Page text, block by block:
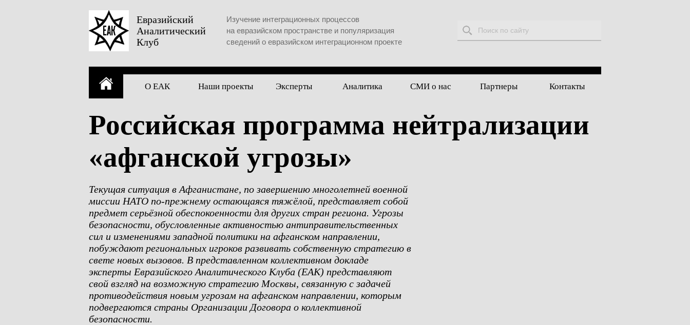
Евразийский
Аналитический
Клуб
Изучение интеграционных процессов
на евразийском пространстве и популяризация
сведений о евразийском интеграционном проекте
О ЕАК Наши проекты Эксперты Аналитика СМИ о нас Партнеры Контакты
Российская программа нейтрализации
«афганской угрозы»
Текущая ситуация в Афганистане, по завершению многолетней военной
миссии НАТО по-прежнему остающаяся тяжёлой, представляет собой
предмет серьёзной обеспокоенности для других стран региона. Угрозы
безопасности, обусловленные активностью антиправительственных
сил и изменениями западной политики на афганском направлении,
побуждают региональных игроков развивать собственную стратегию в
свете новых вызовов. В представленном коллективном докладе
эксперты Евразийского Аналитического Клуба (ЕАК) представляют
свой взгляд на возможную стратегию Москвы, связанную с задачей
противодействия новым угрозам на афганском направлении, которым
подвергаются страны Организации Договора о коллективной
безопасности.